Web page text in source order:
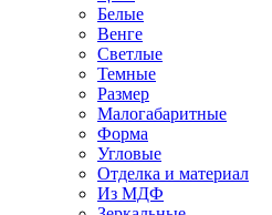
Белые
Венге
Светлые
Темные
Размер
Малогабаритные
Форма
Угловые
Отделка и материал
Из МДФ